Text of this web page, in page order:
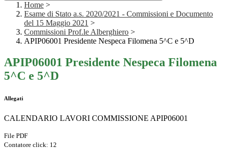
Home >
Esame di Stato a.s. 2020/2021 - Commissioni e Documento
del 15 Maggio 2021 >
Commissioni Prof.le Alberghiero >
APIP06001 Presidente Nespeca Filomena 5^C e 5^D
APIP06001 Presidente Nespeca Filomena
5^C e 5^D
Allegati
CALENDARIO LAVORI COMMISSIONE APIP06001
File PDF
Contatore click: 12